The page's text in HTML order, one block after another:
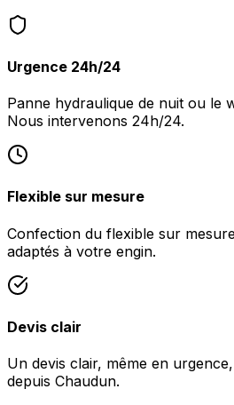
Urgence 24h/24
Panne hydraulique de nuit ou le
Nous intervenons 24h/24.
Flexible sur mesure
Confection du flexible sur
adaptés à votre engin.
Devis clair
Un devis clair, même en
depuis Chaudun.